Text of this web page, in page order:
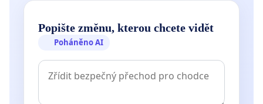
Popište změnu, kterou chcete vidět
Poháněno AI